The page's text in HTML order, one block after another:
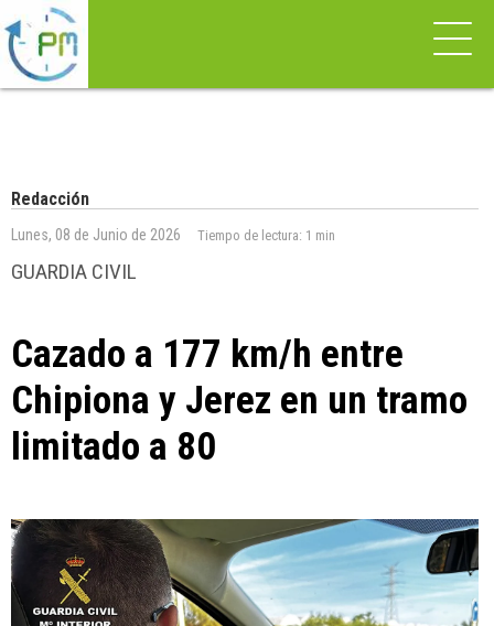
Redacción
Lunes, 08 de Junio de 2026 Tiempo de lectura: 1 min
GUARDIA CIVIL
Cazado a 177 km/h entre
Chipiona y Jerez en un tramo
limitado a 80